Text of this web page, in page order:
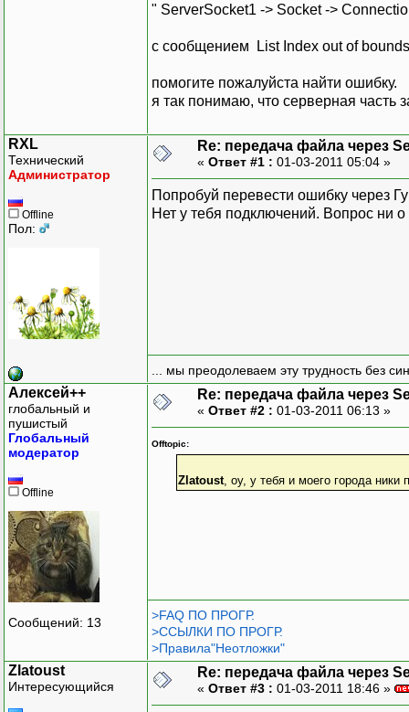
" ServerSocket1 -> Socket ->
с сообщением List Index out of
помогите пожалуйста найти ошибку.
я так понимаю, что серверная часть
RXL
Технический
Администратор
Offline
Пол:
Re: передача файла через
« Ответ #1 : 01-03-2011 05:04 »
Попробуй перевести ошибку через
Нет у тебя подключений. Вопрос ни
... мы преодолеваем эту трудность без
Алексей++
глобальный и
пушистый
Глобальный
модератор
Offline
Сообщений: 13
Re: передача файла через
« Ответ #2 : 01-03-2011 06:13 »
Offtopic:
Zlatoust, оу, у тебя и моего города ники
>FAQ ПО ПРОГР.
>ССЫЛКИ ПО ПРОГР.
>Правила"Неотложки"
Zlatoust
Интересующийся
Re: передача файла через
« Ответ #3 : 01-03-2011 18:46 »